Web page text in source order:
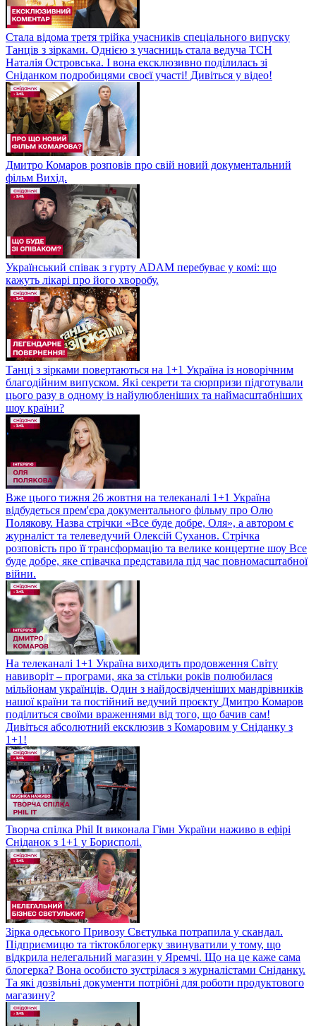
Стала відома третя трійка учасників спеціального випуску
Танців з зірками. Однією з учасниць стала ведуча ТСН
Наталія Островська. І вона ексклюзивно поділилась зі
Сніданком подробицями своєї участі! Дивіться у відео!
Дмитро Комаров розповів про свій новий документальний
фільм Вихід.
Український співак з гурту ADAM перебуває у комі: що
кажуть лікарі про його хворобу.
Танці з зірками повертаються на 1+1 Україна із новорічним
благодійним випуском. Які секрети та сюрпризи підготували
цього разу в одному із найулюбленіших та наймасштабніших
шоу країни?
Вже цього тижня 26 жовтня на телеканалі 1+1 Україна
відбудеться прем'єра документального фільму про Олю
Полякову. Назва стрічки «Все буде добре, Оля», а автором є
журналіст та телеведучий Олексій Суханов. Стрічка
розповість про її трансформацію та велике концертне шоу Все
буде добре, яке співачка представила під час повномасштабної
війни.
На телеканалі 1+1 Україна виходить продовження Світу
навиворіт – програми, яка за стільки років полюбилася
мільйонам українців. Один з найдосвідченіших мандрівників
нашої країни та постійний ведучий проєкту Дмитро Комаров
поділиться своїми враженнями від того, що бачив сам!
Дивіться абсолютний ексклюзив з Комаровим у Сніданку з
1+1!
Творча спілка Phil It виконала Гімн України наживо в ефірі
Сніданок з 1+1 у Борисполі.
Зірка одеського Привозу Свєтулька потрапила у скандал.
Підприємицю та тіктокблогерку звинуватили у тому, що
відкрила нелегальний магазин у Яремчі. Що на це каже сама
блогерка? Вона особисто зустрілася з журналістами Сніданку.
Та які дозвільні документи потрібні для роботи продуктового
магазину?